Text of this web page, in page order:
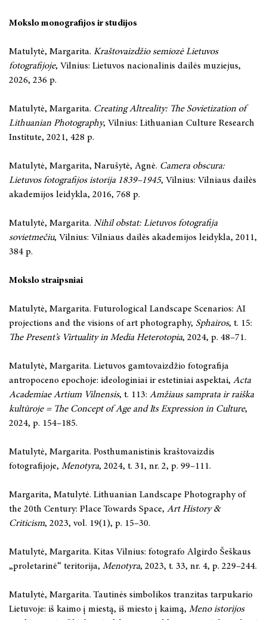
Mokslo monografijos ir studijos
Matulytė, Margarita. Kraštovaizdžio semiozė Lietuvos
fotografijoje, Vilnius: Lietuvos nacionalinis dailės muziejus,
2026, 236 p.
Matulytė, Margarita. Creating Altreality: The Sovietization of
Lithuanian Photography, Vilnius: Lithuanian Culture Research
Institute, 2021, 428 p.
Matulytė, Margarita, Narušytė, Agnė. Camera obscura:
Lietuvos fotografijos istorija 1839–1945, Vilnius: Vilniaus dailės
akademijos leidykla, 2016, 768 p.
Matulytė, Margarita. Nihil obstat: Lietuvos fotografija
sovietmečiu, Vilnius: Vilniaus dailės akademijos leidykla, 2011,
384 p.
Mokslo straipsniai
Matulytė, Margarita. Futurological Landscape Scenarios: AI
projections and the visions of art photography, Sphairos, t. 15:
The Present’s Virtuality in Media Heterotopia, 2024, p. 48–71.
Matulytė, Margarita. Lietuvos gamtovaizdžio fotografija
antropoceno epochoje: ideologiniai ir estetiniai aspektai, Acta
Academiae Artium Vilnensis, t. 113: Amžiaus samprata ir raiška
kultūroje = The Concept of Age and Its Expression in Culture,
2024, p. 154–185.
Matulytė, Margarita. Posthumanistinis kraštovaizdis
fotografijoje, Menotyra, 2024, t. 31, nr. 2, p. 99–111.
Margarita, Matulytė. Lithuanian Landscape Photography of
the 20th Century: Place Towards Space, Art History &
Criticism, 2023, vol. 19(1), p. 15–30.
Matulytė, Margarita. Kitas Vilnius: fotografo Algirdo Šeškaus
„proletarinė“ teritorija, Menotyra, 2023, t. 33, nr. 4, p. 229–244.
Matulytė, Margarita. Tautinės simbolikos tranzitas tarpukario
Lietuvoje: iš kaimo į miestą, iš miesto į kaimą, Meno istorijos